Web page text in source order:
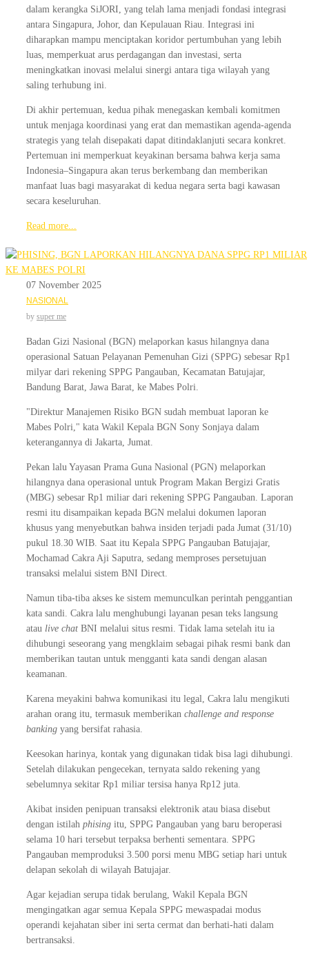
dalam kerangka SiJORI, yang telah lama menjadi fondasi integrasi
antara Singapura, Johor, dan Kepulauan Riau. Integrasi ini
diharapkan mampu menciptakan koridor pertumbuhan yang lebih
luas, memperkuat arus perdagangan dan investasi, serta
meningkatkan inovasi melalui sinergi antara tiga wilayah yang
saling terhubung ini.
Di akhir pertemuan, kedua pihak menegaskan kembali komitmen
untuk menjaga koordinasi yang erat dan memastikan agenda-agenda
strategis yang telah disepakati dapat ditindaklanjuti secara konkret.
Pertemuan ini memperkuat keyakinan bersama bahwa kerja sama
Indonesia–Singapura akan terus berkembang dan memberikan
manfaat luas bagi masyarakat di kedua negara serta bagi kawasan
secara keseluruhan.
Read more...
07 November 2025
NASIONAL
by super me
Badan Gizi Nasional (BGN) melaporkan kasus hilangnya dana
operasional Satuan Pelayanan Pemenuhan Gizi (SPPG) sebesar Rp1
milyar dari rekening SPPG Pangauban, Kecamatan Batujajar,
Bandung Barat, Jawa Barat, ke Mabes Polri.
"Direktur Manajemen Risiko BGN sudah membuat laporan ke
Mabes Polri," kata Wakil Kepala BGN Sony Sonjaya dalam
keterangannya di Jakarta, Jumat.
Pekan lalu Yayasan Prama Guna Nasional (PGN) melaporkan
hilangnya dana operasional untuk Program Makan Bergizi Gratis
(MBG) sebesar Rp1 miliar dari rekening SPPG Pangauban. Laporan
resmi itu disampaikan kepada BGN melalui dokumen laporan
khusus yang menyebutkan bahwa insiden terjadi pada Jumat (31/10)
pukul 18.30 WIB. Saat itu Kepala SPPG Pangauban Batujajar,
Mochamad Cakra Aji Saputra, sedang memproses persetujuan
transaksi melalui sistem BNI Direct.
Namun tiba-tiba akses ke sistem memunculkan perintah penggantian
kata sandi. Cakra lalu menghubungi layanan pesan teks langsung
atau live chat BNI melalui situs resmi. Tidak lama setelah itu ia
dihubungi seseorang yang mengklaim sebagai pihak resmi bank dan
memberikan tautan untuk mengganti kata sandi dengan alasan
keamanan.
Karena meyakini bahwa komunikasi itu legal, Cakra lalu mengikuti
arahan orang itu, termasuk memberikan challenge and response
banking yang bersifat rahasia.
Keesokan harinya, kontak yang digunakan tidak bisa lagi dihubungi.
Setelah dilakukan pengecekan, ternyata saldo rekening yang
sebelumnya sekitar Rp1 miliar tersisa hanya Rp12 juta.
Akibat insiden penipuan transaksi elektronik atau biasa disebut
dengan istilah phising itu, SPPG Pangauban yang baru beroperasi
selama 10 hari tersebut terpaksa berhenti sementara. SPPG
Pangauban memproduksi 3.500 porsi menu MBG setiap hari untuk
delapan sekolah di wilayah Batujajar.
Agar kejadian serupa tidak berulang, Wakil Kepala BGN
mengingatkan agar semua Kepala SPPG mewaspadai modus
operandi kejahatan siber ini serta cermat dan berhati-hati dalam
bertransaksi.